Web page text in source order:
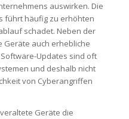
auswirken. Die
führt häufig zu erhöhten
schadet. Neben der
Geräte auch erhebliche
Updates sind oft
und deshalb nicht
von Cyberangriffen
Geräte die